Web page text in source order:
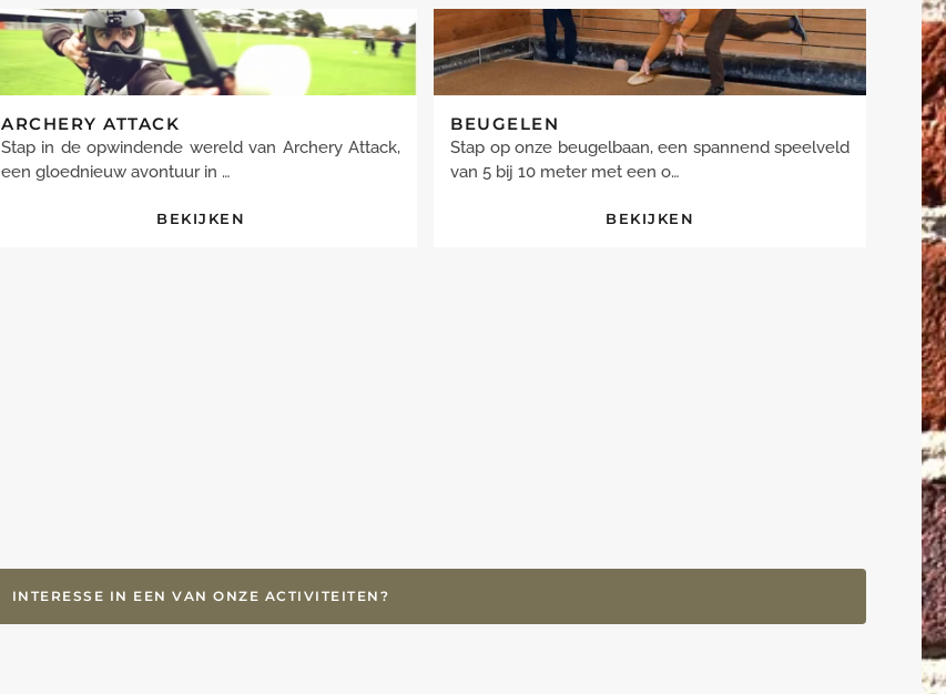
ARCHERY ATTACK
Stap in de opwindende wereld van Archery Attack,
een gloednieuw avontuur in …
BEKIJKEN
BEUGELEN
Stap op onze beugelbaan, een spannend speelveld
van 5 bij 10 meter met een o…
BEKIJKEN
INTERESSE IN EEN VAN ONZE ACTIVITEITEN?